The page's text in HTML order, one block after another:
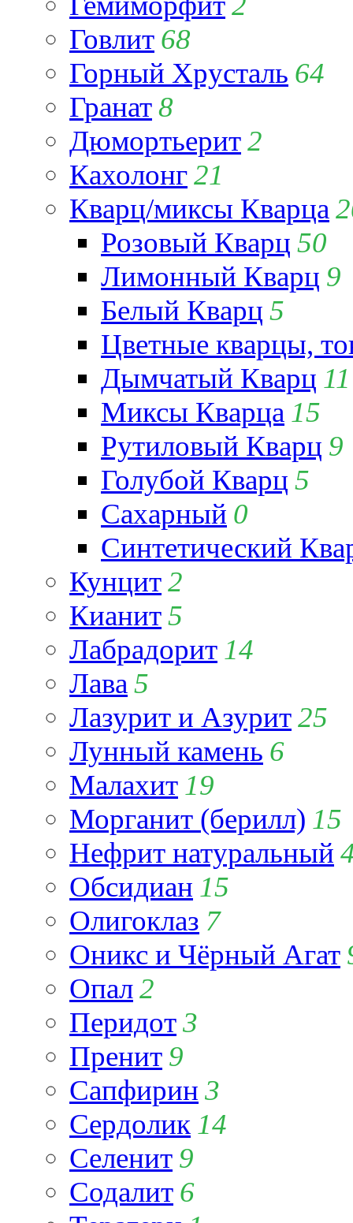
Говлит 68
Горный Хрусталь 64
Гранат8
Дюмортьерит2
Кахолонг21
Кварц/миксы Кварца
Розовый Кварц 50
Лимонный Кварц 9
Белый Кварц 5
Цветные кварцы,
Дымчатый Кварц 11
Миксы Кварца 15
Рутиловый Кварц 9
Голубой Кварц 5
Сахарный 0
Синтетический
Кунцит2
Кианит5
Лабрадорит 14
Лава 5
Лазурит и Азурит25
Лунный камень 6
Малахит 19
Морганит (берилл) 15
Нефрит натуральный
Обсидиан 15
Олигоклаз 7
Оникс и Чёрный Агат
Опал2
Перидот3
Пренит 9
Сапфирин 3
Сердолик 14
Селенит 9
Содалит 6